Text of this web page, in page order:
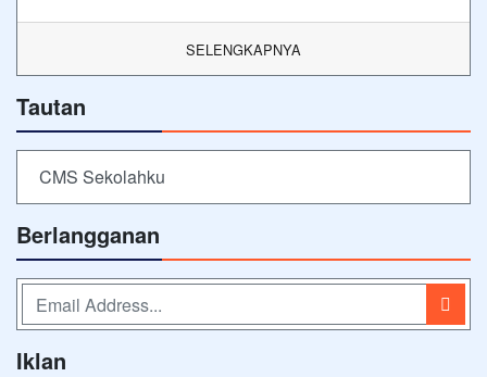
SELENGKAPNYA
Tautan
CMS Sekolahku
Berlangganan
Iklan